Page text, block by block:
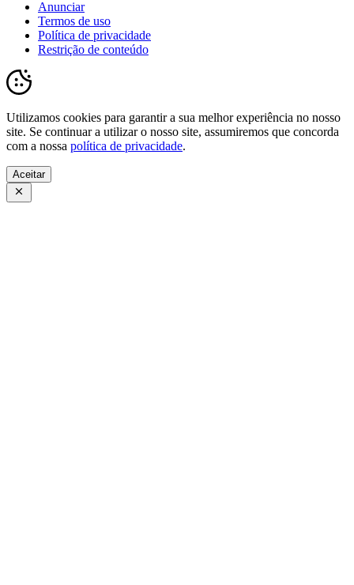
Anunciar
Termos de uso
Política de privacidade
Restrição de conteúdo
Utilizamos cookies para garantir a sua melhor experiência no nosso
site. Se continuar a utilizar o nosso site, assumiremos que concorda
com a nossa política de privacidade.
Aceitar